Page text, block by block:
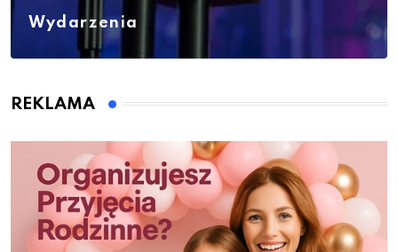
Wydarzenia
REKLAMA